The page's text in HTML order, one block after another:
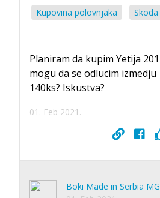
Kupovina polovnjaka
Planiram da kupim Yetija
mogu da se odlucim izmedju
140ks? Iskustva?
01. Feb 2021.
Boki Made in Serbia